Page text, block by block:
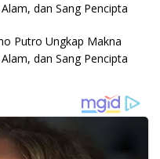
dan Sang Pencipta
Putro Ungkap Makna
dan Sang Pencipta